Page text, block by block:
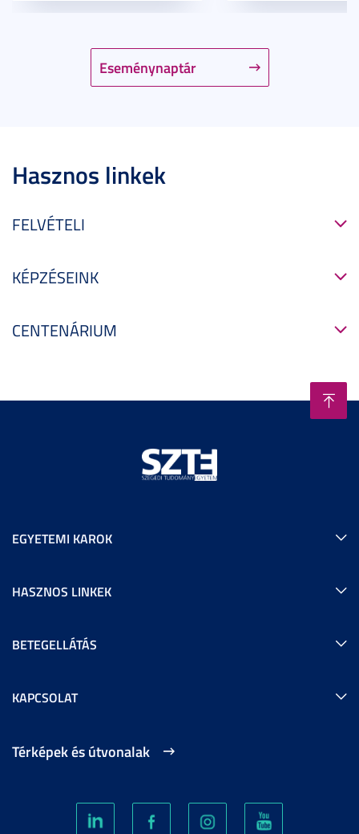
Eseménynaptár
Hasznos linkek
FELVÉTELI
KÉPZÉSEINK
CENTENÁRIUM
EGYETEMI KAROK
HASZNOS LINKEK
BETEGELLÁTÁS
KAPCSOLAT
Térképek és útvonalak